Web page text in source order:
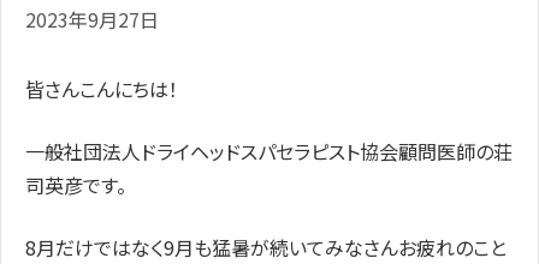
2023年9月27日
皆さんこんにちは！
一般社団法人ドライヘッドスパセラピスト協会顧問医師の荘
司英彦です。
8月だけではなく9月も猛暑が続いてみなさんお疲れのこと